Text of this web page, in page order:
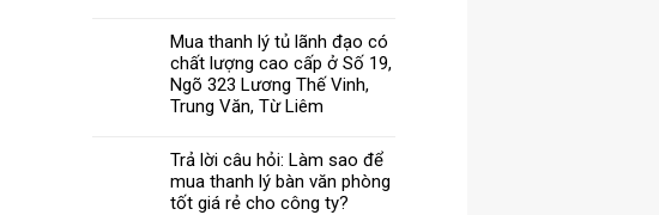
chuẩn
thất
văn
phòng
hợp
với
giá
Mua thanh lý tủ lãnh đạo có
chất lượng cao cấp ở Số 19,
Ngõ 323 Lương Thế Vinh,
Trung Văn, Từ Liêm
Trả lời câu hỏi: Làm sao để
mua thanh lý bàn văn phòng
tốt giá rẻ cho công ty?